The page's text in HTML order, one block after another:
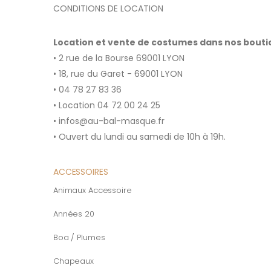
CONDITIONS DE LOCATION
Location et vente de costumes dans nos
• 2 rue de la Bourse 69001 LYON
• 18, rue du Garet - 69001 LYON
• 04 78 27 83 36
• Location 04 72 00 24 25
• infos@au-bal-masque.fr
• Ouvert du lundi au samedi de 10h à 19h.
ACCESSOIRES
Animaux Accessoire
Années 20
Boa / Plumes
Chapeaux